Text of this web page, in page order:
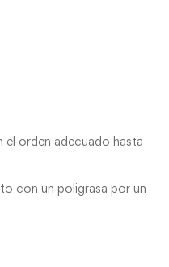
orden adecuado hasta
con un poligrasa por un